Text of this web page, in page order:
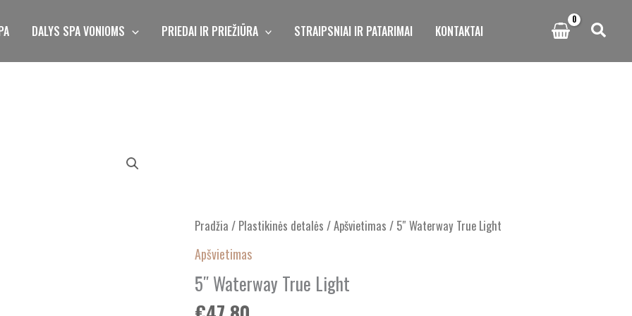
DALYS SPA VONIOMS PRIEDAI IR PRIEŽIŪRA STRAIPSNIAI IR PATARIMAI KONTAKTAI
Pradžia / Plastikinės detalės /Apšvietimas / 5″ Waterway True Light
Apšvietimas
5″ Waterway True Light
True
Light